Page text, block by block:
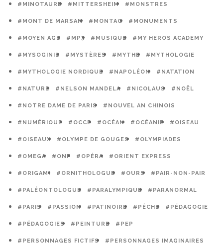
#MINOTAURE #MITTERSHEIM #MONSTRES
#MONT DE MARSAN #MONTAG #MONUMENTS
#MOYEN AGE #MP3 #MUSIQUE #MY HEROS ACADEMY
#MYSOGINIE #MYSTÈRES #MYTHE #MYTHOLOGIE
#MYTHOLOGIE NORDIQUE #NAPOLÉON #NATATION
#NATURE #NELSON MANDELA #NICOLAUS #NOËL
#NOTRE DAME DE PARIS #NOUVEL AN CHINOIS
#NUMÉRIQUE #OCCE #OCÉAN #OCÉANIE #OISEAU
#OISEAUX #OLYMPE DE GOUGES #OLYMPIADES
#OMEGA #ONF #OPÉRA #ORIENT EXPRESS
#ORIGAMI #ORNITHOLOGUE #OURS #PAIR-NON-PAIR
#PALÉONTOLOGUE #PARALYMPIQUE #PARANORMAL
#PARIS #PASSION #PATINOIRE #PÊCHE #PÉDAGOGIE
#PÉDAGOGIES #PEINTURE #PEP
#PERSONNAGES FICTIFS #PERSONNAGES IMAGINAIRES